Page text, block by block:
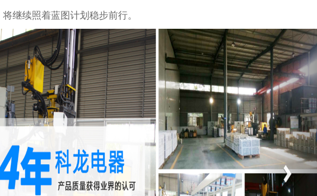
继续照着蓝图计划稳步前行。